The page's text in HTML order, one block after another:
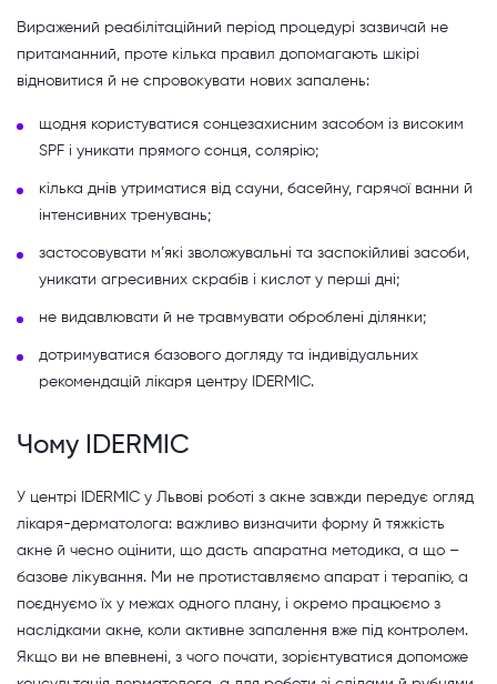
Виражений реабілітаційний період процедурі зазвичай не
притаманний, проте кілька правил допомагають шкірі
відновитися й не спровокувати нових запалень:
щодня користуватися сонцезахисним засобом із високим
SPF і уникати прямого сонця, солярію;
кілька днів утриматися від сауни, басейну, гарячої ванни й
інтенсивних тренувань;
застосовувати м’які зволожувальні та заспокійливі засоби,
уникати агресивних скрабів і кислот у перші дні;
не видавлювати й не травмувати оброблені ділянки;
дотримуватися базового догляду та індивідуальних
рекомендацій лікаря центру IDERMIC.
Чому IDERMIC
У центрі IDERMIC у Львові роботі з акне завжди передує огляд
лікаря-дерматолога: важливо визначити форму й тяжкість
акне й чесно оцінити, що дасть апаратна методика, а що –
базове лікування. Ми не протиставляємо апарат і терапію, а
поєднуємо їх у межах одного плану, і окремо працюємо з
наслідками акне, коли активне запалення вже під контролем.
Якщо ви не впевнені, з чого почати, зорієнтуватися допоможе